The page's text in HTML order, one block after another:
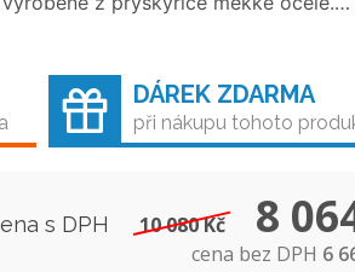
DÁREK ZDARMA
při nákupu tohoto
s DPH 10 080 Kč 8
cena bez DPH 6